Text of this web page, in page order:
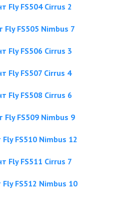
Fly FS504 Cirrus 2
Fly FS505 Nimbus 7
Fly FS506 Cirrus 3
Fly FS507 Cirrus 4
Fly FS508 Cirrus 6
Fly FS509 Nimbus 9
FS510 Nimbus 12
Fly FS511 Cirrus 7
FS512 Nimbus 10